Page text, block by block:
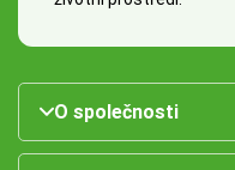
O společnosti